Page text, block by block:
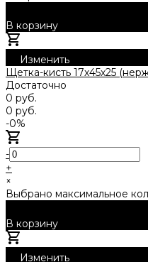
В корзину
Изменить
Щетка-кисть 17х45х25
Достаточно
0 руб.
0 руб.
-0%
-
+
×
Выбрано максимальное
В корзину
Изменить